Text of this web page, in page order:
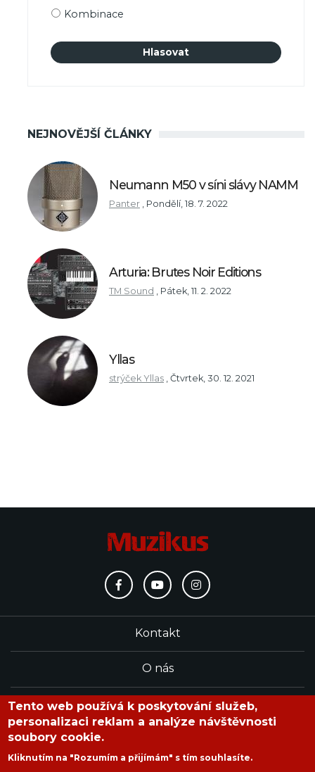
Kombinace
NEJNOVĚJŠÍ ČLÁNKY
Neumann M50 v síni slávy NAMM
Panter , Pondělí, 18. 7. 2022
Arturia: Brutes Noir Editions
TM Sound , Pátek, 11. 2. 2022
Yllas
strýček Yllas , Čtvrtek, 30. 12. 2021
Kontakt
O nás
Redakce
Tento web používá k poskytování služeb,
personalizaci reklam a analýze návštěvnosti
soubory cookie.
Kliknutím na "Rozumím a přijímám" s tím souhlasíte.